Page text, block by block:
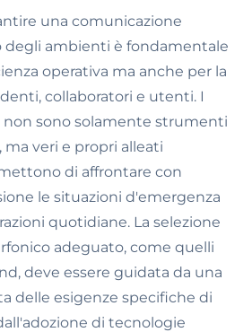
una comunicazione
degli ambienti è fondamentale
operativa ma anche per la
collaboratori e utenti. I
sono solamente strumenti
veri e propri alleati
di affrontare con
le situazioni d'emergenza
quotidiane. La selezione
adeguato, come quelli
deve essere guidata da una
delle esigenze specifiche di
di tecnologie